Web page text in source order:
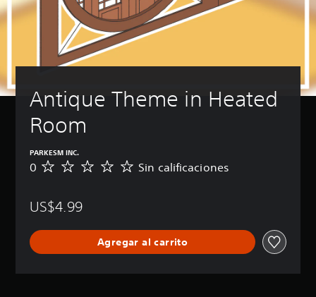
Antique Theme in Heated
Room
PARKESM INC.
S
c
i
0 Sin calificaciones
US$4.99
Agregar al carrito